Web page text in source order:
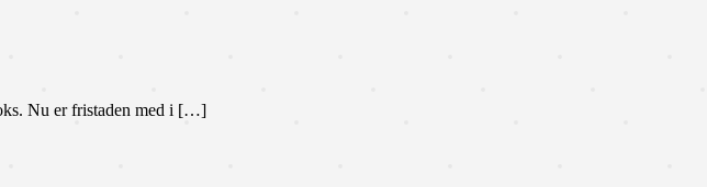
Nu er fristaden med i […]